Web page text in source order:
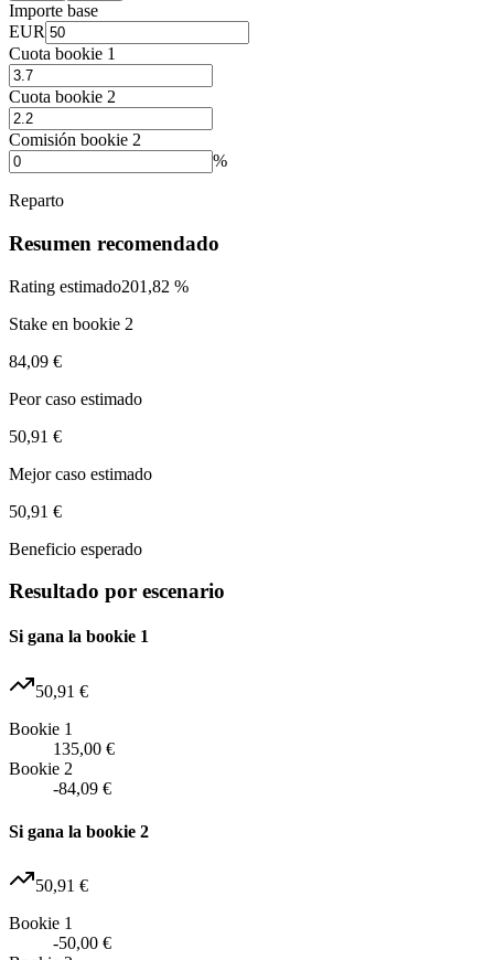
Importe base
EUR
Cuota bookie 1
Cuota bookie 2
Comisión bookie 2
%
Reparto
Resumen recomendado
Rating estimado201,82 %
Stake en bookie 2
84,09 €
Peor caso estimado
50,91 €
Mejor caso estimado
50,91 €
Beneficio esperado
Resultado por escenario
Si gana la bookie 1
50,91 €
Bookie 1
135,00 €
Bookie 2
-84,09 €
Si gana la bookie 2
50,91 €
Bookie 1
-50,00 €